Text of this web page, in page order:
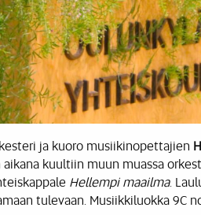
ja kuoro musiikinopettajien
aikana kuultiin muun muassa
Hellempi maailma.
tulevaan. Musiikkiluokka 9C